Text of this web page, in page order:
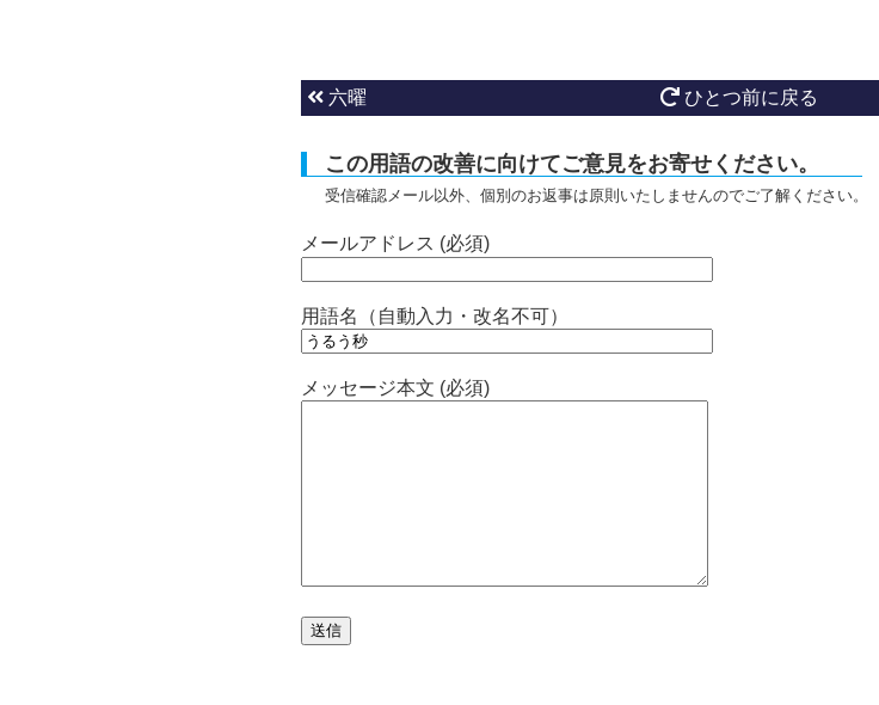
六曜 ひとつ前に戻る
この用語の改善に向けてご意見をお寄せください。
受信確認メール以外、個別のお返事は原則いたしませんのでご了解ください。
メールアドレス (必須)
用語名（自動入力・改名不可）
メッセージ本文 (必須)